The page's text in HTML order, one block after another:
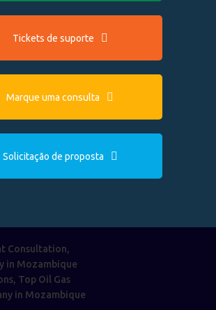
Tickets de suporte
Marque uma consulta
Solicitação de proposta